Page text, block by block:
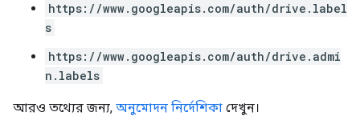
https://www.googleapis.com/auth/drive.label
s
https://www.googleapis.com/auth/drive.admi
n.labels
আরও তথ্যের জন্য, অনুমোদন নির্দেশিকা দেখুন।